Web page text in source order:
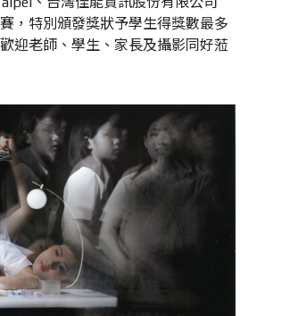
，特別頒發獎狀予學生得獎數最多
迎老師、學生、家長及攝影同好蒞